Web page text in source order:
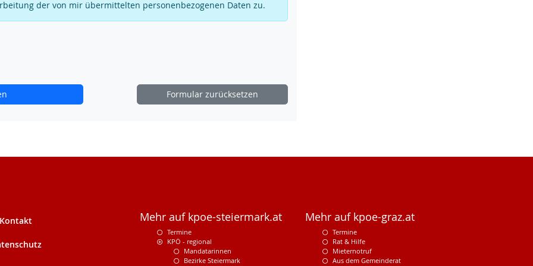
der von mir übermittelten personenbezogenen Daten zu.
Formular zurücksetzen
Kontakt Mehr auf kpoe-steiermark.at
Termine
KPÖ - regional
Mandatarinnen
Bezirke Steiermark
Mehr auf kpoe-graz.at
Termine
Rat & Hilfe
Mieternotruf
Aus dem Gemeinderat